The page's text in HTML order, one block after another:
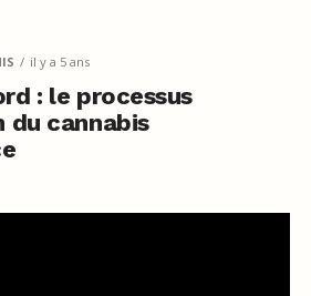
il y a 5 ans
: le processus
du cannabis